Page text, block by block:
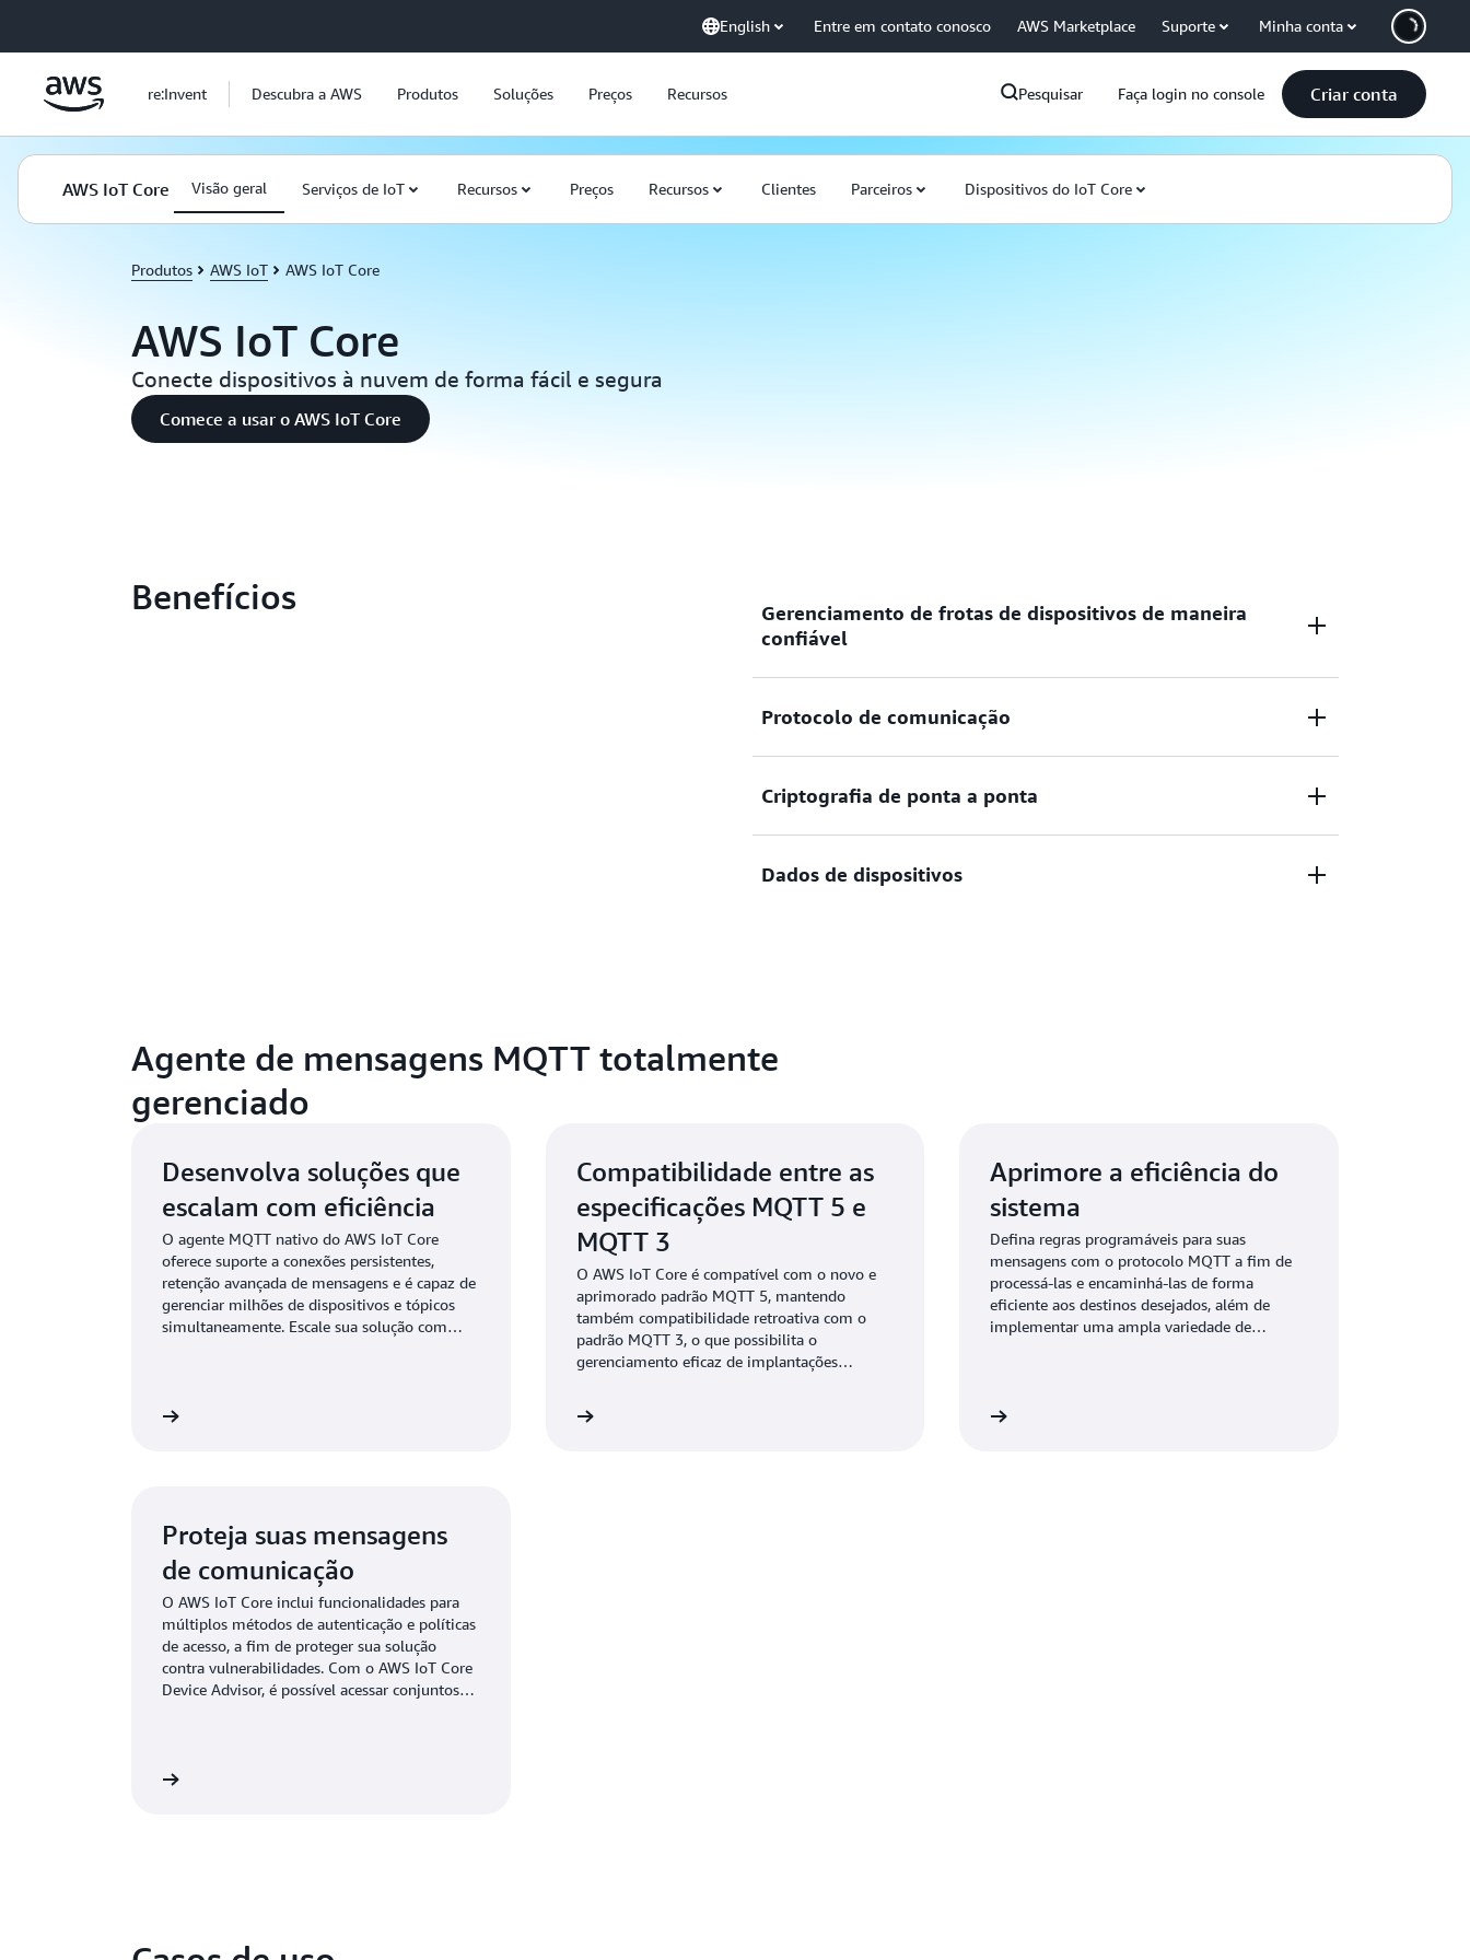
English Entre em contato conosco AWS Marketplace Suporte Minha conta
re:Invent Descubra a AWS Produtos Soluções Preços Recursos Pesquisar Faça login no console Criar conta
AWS IoT Core Visão geral Serviços de IoT Recursos Preços Recursos Clientes Parceiros Dispositivos do IoT Core
Produtos AWS IoT AWS IoT Core
AWS IoT Core
Conecte dispositivos à nuvem de forma fácil e segura
Comece a usar o AWS IoT Core
Benefícios
Gerenciamento de frotas de dispositivos de maneira
confiável
confiável, sem a necessidade de provisionar ou gerenciar servidores.
Protocolo de comunicação
MQTT, HTTPS, MQTT em WSS e LoRaWAN.
Criptografia de ponta a ponta
mútua e a criptografia de ponta a ponta.
Dados de dispositivos
Agente de mensagens MQTT totalmente
gerenciado
Desenvolva soluções que
escalam com eficiência
O agente MQTT nativo do AWS IoT Core
oferece suporte a conexões persistentes,
retenção avançada de mensagens e é capaz de
gerenciar milhões de dispositivos e tópicos
simultaneamente. Escale sua solução com
Compatibilidade entre as
especificações MQTT 5 e
MQTT 3
O AWS IoT Core é compatível com o novo e
aprimorado padrão MQTT 5, mantendo
também compatibilidade retroativa com o
padrão MQTT 3, o que possibilita o
gerenciamento eficaz de implantações
mesmo tempo em que incorpora melhorias
Aprimore a eficiência do
sistema
Defina regras programáveis para suas
mensagens com o protocolo MQTT a fim de
processá-las e encaminhá-las de forma
eficiente aos destinos desejados, além de
implementar uma ampla variedade de
de mensagens em toda a sua frota.
Proteja suas mensagens
de comunicação
O AWS IoT Core inclui funcionalidades para
múltiplos métodos de autenticação e políticas
de acesso, a fim de proteger sua solução
contra vulnerabilidades. Com o AWS IoT Core
Device Advisor, é possível acessar conjuntos
desenvolvimento, antes mesmo da integração